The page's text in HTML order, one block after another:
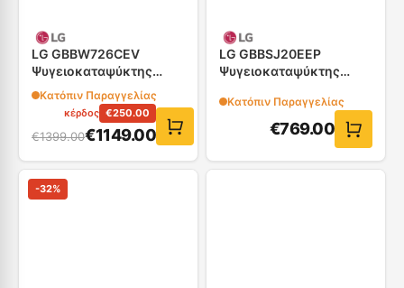
LG GBBW726CEV
Ψυγειοκαταψύκτης
70cm
Κατόπιν Παραγγελίας
κέρδος €250.00
€1399.00€1149.00
LG GBBSJ20EEP
Ψυγειοκαταψύκτης
Κατόπιν Παραγγελίας
€769.00
-32%